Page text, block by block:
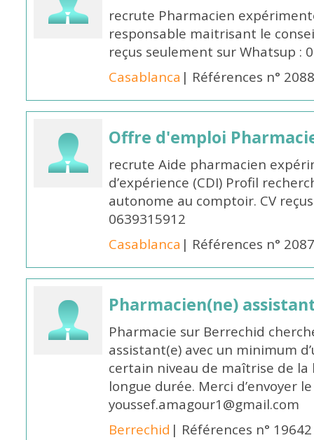
recrute Pharmacien
responsable maitrisant le
reçus seulement sur Whatsup :
Casablanca | Références n°
Offre d'emploi
recrute Aide pharmacien
d’expérience (CDI) Profil
autonome au comptoir. CV
0639315912
Casablanca | Références n°
Pharmacien(ne)
Pharmacie sur Berrechid
assistant(e) avec un minimum
certain niveau de maîtrise de
longue durée. Merci d’envoyer
youssef.amagour1@gmail.com
Berrechid | Références n° 19642